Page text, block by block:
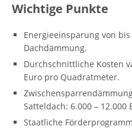
Wichtige Punkte
Energieeinsparung von
Dachdämmung.
Durchschnittliche Kosten
Euro pro Quadratmeter.
Satteldach: 6.000 – 12.000
Staatliche